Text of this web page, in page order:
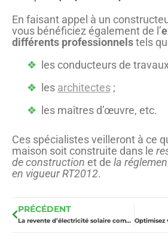
En faisant appel à un
vous bénéficiez également de l’
différents professionnelstels
les conducteurs de
les architectes ;
les maîtres d’œuvre, etc.
Ces spécialistes veilleront à ce
maison soit construite dans le
de construction et de la
en vigueur RT2012.
PRÉCÉDENT
La revente d’électricité solaire comme moteur de la transition énergétique